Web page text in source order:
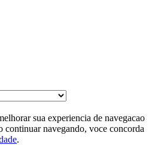
sua experiencia de navegacao
continuar navegando, voce concorda
.